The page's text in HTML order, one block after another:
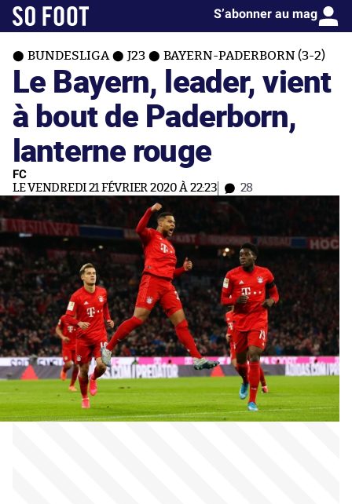
S’abonner au mag
BUNDESLIGA J23 BAYERN-PADERBORN (3-2)
Le Bayern, leader, vient
à bout de Paderborn,
lanterne rouge
FC
LE VENDREDI 21 FÉVRIER 2020 À 22:23 28